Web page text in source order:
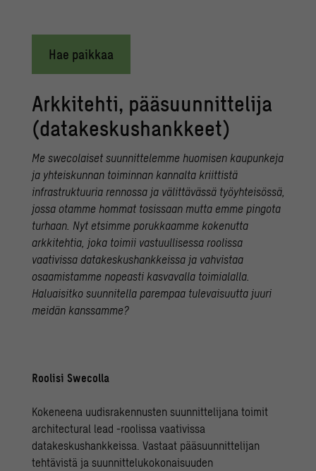
Hae paikkaa
Arkkitehti, pääsuunnittelija
(datakeskushankkeet)
Me swecolaiset suunnittelemme huomisen kaupunkeja
ja yhteiskunnan toiminnan kannalta kriittistä
infrastruktuuria rennossa ja välittävässä työyhteisössä,
jossa otamme hommat tosissaan mutta emme pingota
turhaan. Nyt etsimme porukkaamme kokenutta
arkkitehtia, joka toimii vastuullisessa roolissa
vaativissa datakeskushankkeissa ja vahvistaa
osaamistamme nopeasti kasvavalla toimialalla.
Haluaisitko suunnitella parempaa tulevaisuutta juuri
meidän kanssamme?
Roolisi Swecolla
Kokeneena uudisrakennusten suunnittelijana toimit
architectural lead -roolissa vaativissa
datakeskushankkeissa. Vastaat pääsuunnittelijan
tehtävistä ja suunnittelukokonaisuuden